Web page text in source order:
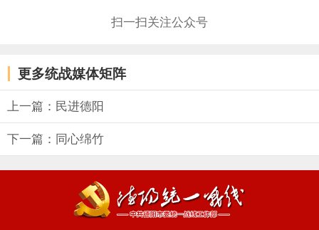
扫一扫关注公众号
更多统战媒体矩阵
上一篇：民进德阳
下一篇：同心绵竹